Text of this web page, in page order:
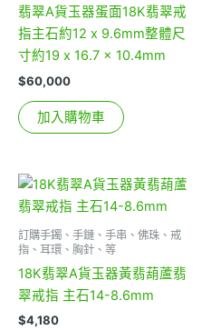
翡翠A貨玉器蛋面18K翡翠戒
指主石約12 x 9.6mm整體尺
寸約19 x 16.7 x 10.4mm
$60,000
加入購物車
訂購手鐲、手鏈、手串、佛珠、戒
指、耳環、胸針、等
18K翡翠A貨玉器黃翡葫蘆翡
翠戒指 主石14-8.6mm
$4,180